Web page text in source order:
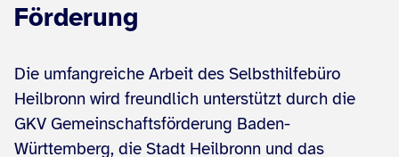
Förderung
Die umfangreiche Arbeit des Selbsthilfebüro
Heilbronn wird freundlich unterstützt durch die
GKV Gemeinschaftsförderung Baden-
Württemberg, die Stadt Heilbronn und das